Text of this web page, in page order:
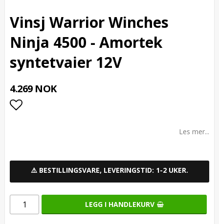
Vinsj Warrior Winches
Ninja 4500 - Amortek
syntetvaier 12V
4.269 NOK
Les mer...
⚠️ BESTILLINGSVARE, LEVERINGSTID: 1-2 UKER.
LEGG I HANDLEKURV